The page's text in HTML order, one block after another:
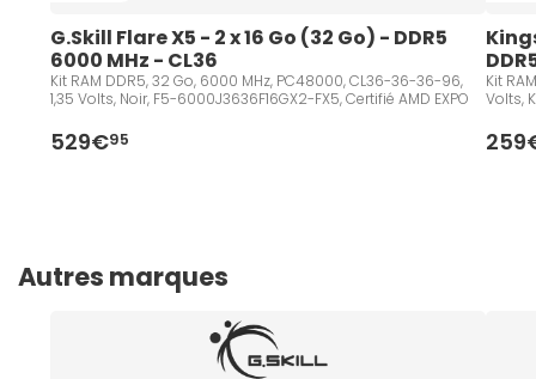
G.Skill Flare X5 - 2 x 16 Go (32 Go) - DDR5
6000 MHz - CL36
Kit RAM DDR5, 32 Go, 6000 MHz, PC48000, CL36-36-36-96,
1,35 Volts, Noir, F5-6000J3636F16GX2-FX5, Certifié AMD EXPO
529€95
Kit
Volts,
Autres marques